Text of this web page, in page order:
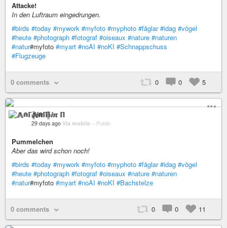
Attacke!
In den Luftraum eingedrungen.
#birds #today #mywork #myfoto #myphoto #fåglar #idag #vögel
#heute #photograph #fotograf #oiseaux #nature #naturen
#natur#myfoto #myart #noAI #noKI #Schnappschuss
#Flugzeuge
0 comments 0 0 5
⨇⋒ℾ╬ⅈℼ ℿ
29 days ago Via mobile – Public
Pummelchen
Aber das wird schon noch!
#birds #today #mywork #myfoto #myphoto #fåglar #idag #vögel
#heute #photograph #fotograf #oiseaux #nature #naturen
#natur#myfoto #myart #noAI #noKI #Bachstelze
0 comments 0 0 11